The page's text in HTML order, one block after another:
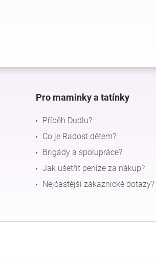
Pro maminky a tatínky
Příběh Dudlu?
Co je Radost dětem?
Brigády a spolupráce?
Jak ušetřit peníze za nákup?
Nejčastější zákaznické dotazy?